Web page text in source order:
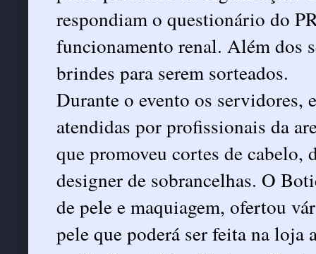
respondiam o questionário do
funcionamento renal. Além dos
brindes para serem sorteados.
Durante o evento os servidores,
atendidas por profissionais da
que promoveu cortes de cabelo,
designer de sobrancelhas. O
de pele e maquiagem, ofertou
pele que poderá ser feita na